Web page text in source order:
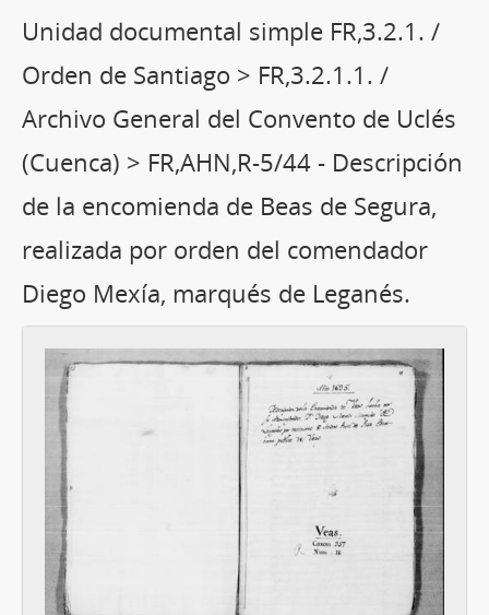
Unidad documental simple FR,3.2.1. /
Orden de Santiago > FR,3.2.1.1. /
Archivo General del Convento de Uclés
(Cuenca) > FR,AHN,R-5/44 - Descripción
de la encomienda de Beas de Segura,
realizada por orden del comendador
Diego Mexía, marqués de Leganés.